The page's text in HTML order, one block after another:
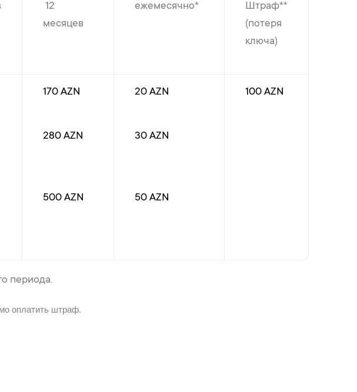
12
месяцев
ежемесячно*
Штраф**
(потеря
ключа)
170 AZN 20 AZN 100 AZN
280 AZN 30 AZN
500 AZN 50 AZN
периода.
оплатить штраф.